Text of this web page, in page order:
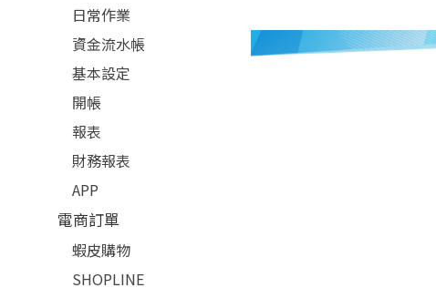
日常作業
資金流水帳
基本設定
開帳
報表
財務報表
APP
電商訂單
蝦皮購物
SHOPLINE